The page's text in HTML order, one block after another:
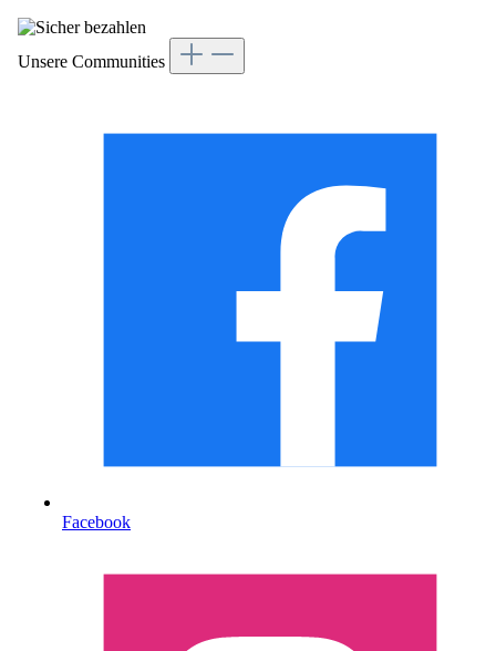
Unsere Communities
Facebook